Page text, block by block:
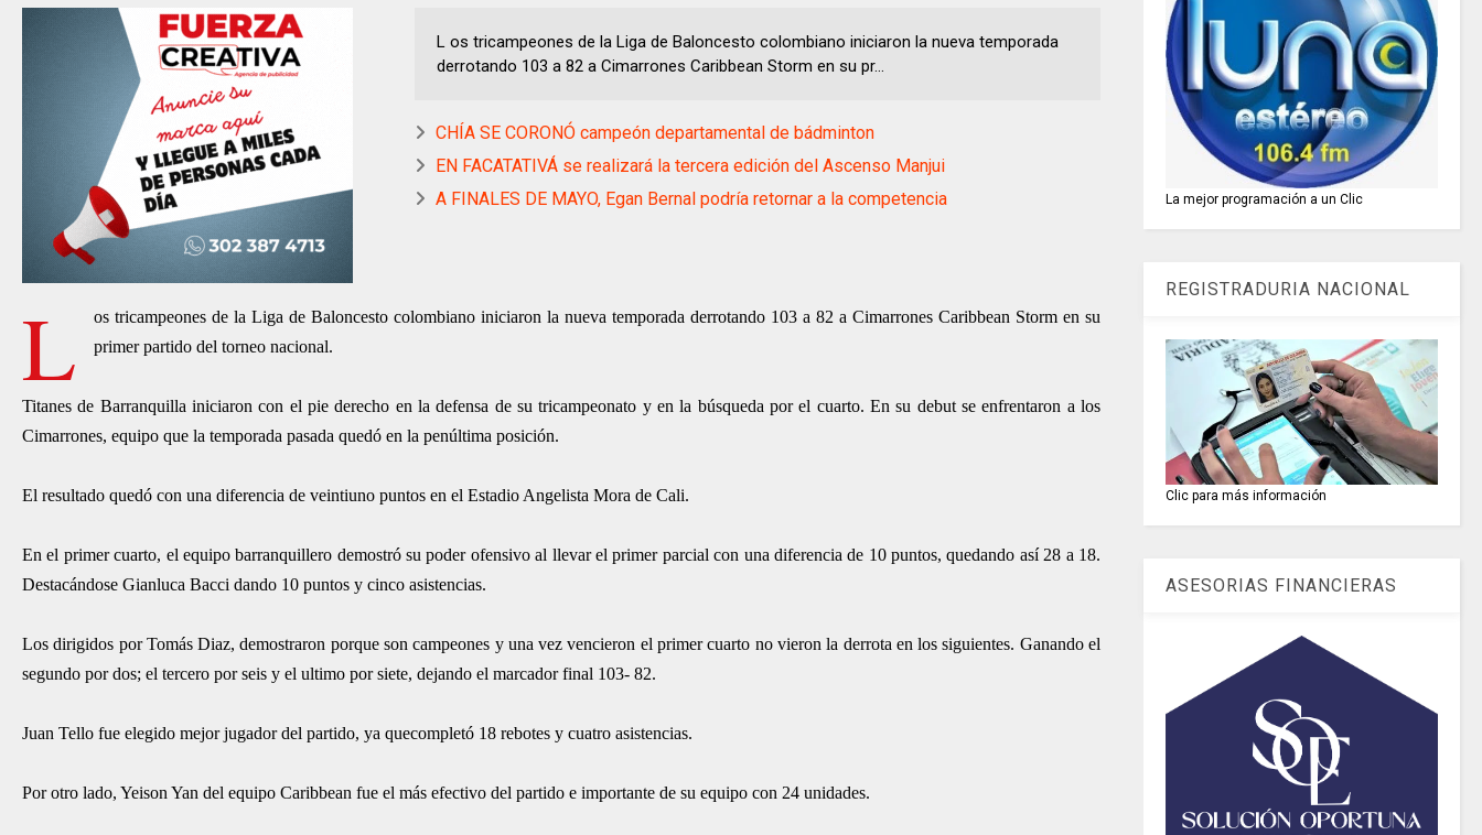
L os tricampeones de la Liga de Baloncesto colombiano iniciaron la nueva temporada
derrotando 103 a 82 a Cimarrones Caribbean Storm en su pr...
CHÍA SE CORONÓ campeón departamental de bádminton
EN FACATATIVÁ se realizará la tercera edición del Ascenso Manjui
A FINALES DE MAYO, Egan Bernal podría retornar a la competencia
L
os tricampeones de la Liga de Baloncesto colombiano iniciaron la nueva temporada derrotando 103 a 82 a Cimarrones Caribbean Storm en su
primer partido del torneo nacional.
Titanes de Barranquilla iniciaron con el pie derecho en la defensa de su tricampeonato y en la búsqueda por el cuarto. En su debut se enfrentaron a los
Cimarrones, equipo que la temporada pasada quedó en la penúltima posición.
El resultado quedó con una diferencia de veintiuno puntos en el Estadio Angelista Mora de Cali.
En el primer cuarto, el equipo barranquillero demostró su poder ofensivo al llevar el primer parcial con una diferencia de 10 puntos, quedando así 28 a 18.
Destacándose Gianluca Bacci dando 10 puntos y cinco asistencias.
Los dirigidos por Tomás Diaz, demostraron porque son campeones y una vez vencieron el primer cuarto no vieron la derrota en los siguientes. Ganando el
segundo por dos; el tercero por seis y el ultimo por siete, dejando el marcador final 103- 82.
Juan Tello fue elegido mejor jugador del partido, ya quecompletó 18 rebotes y cuatro asistencias.
Por otro lado, Yeison Yan del equipo Caribbean fue el más efectivo del partido e importante de su equipo con 24 unidades.
La mejor programación a un Clic
REGISTRADURIA NACIONAL
Clic para más información
ASESORIAS FINANCIERAS